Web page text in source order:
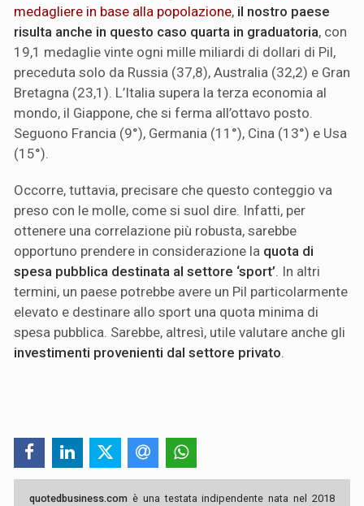
medagliere in base alla popolazione, il nostro paese
risulta anche in questo caso quarta in graduatoria, con
19,1 medaglie vinte ogni mille miliardi di dollari di Pil,
preceduta solo da Russia (37,8), Australia (32,2) e Gran
Bretagna (23,1). L’Italia supera la terza economia al
mondo, il Giappone, che si ferma all’ottavo posto.
Seguono Francia (9°), Germania (11°), Cina (13°) e Usa
(15°).
Occorre, tuttavia, precisare che questo conteggio va
preso con le molle, come si suol dire. Infatti, per
ottenere una correlazione più robusta, sarebbe
opportuno prendere in considerazione la quota di
spesa pubblica destinata al settore ‘sport’ . In altri
termini, un paese potrebbe avere un Pil particolarmente
elevato e destinare allo sport una quota minima di
spesa pubblica. Sarebbe, altresì, utile valutare anche gli
investimenti provenienti dal settore privato
quotedbusiness.com è una testata indipendente nata nel 2018